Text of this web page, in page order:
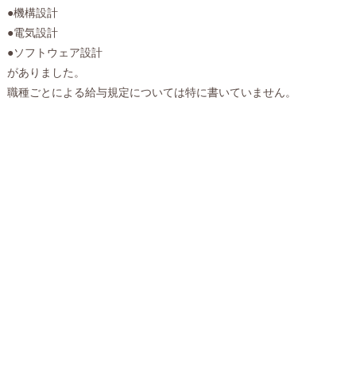
●機構設計
●電気設計
●ソフトウェア設計
がありました。
職種ごとによる給与規定については特に書いていません。